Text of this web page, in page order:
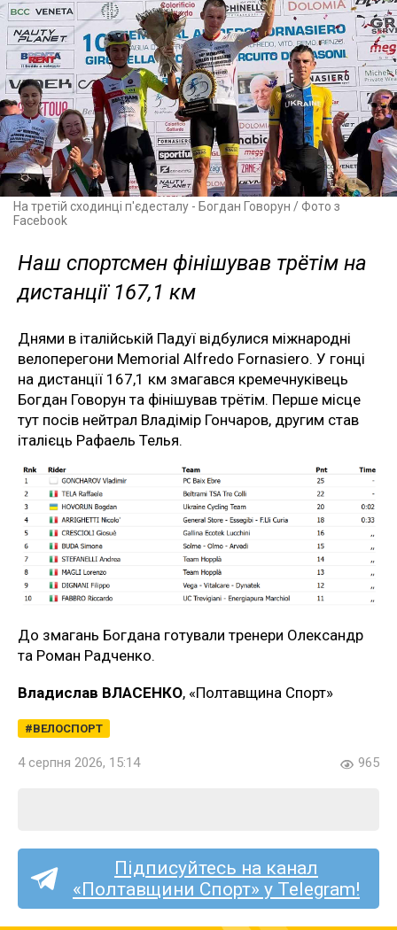
На третій сходинці п'єдесталу - Богдан Говорун / Фото з
Facebook
Наш спортсмен фінішував трётім на
дистанції 167,1 км
Днями в італійській Падуї відбулися міжнародні
велоперегони Memorial Alfredo Fornasiero. У гонці
на дистанції 167,1 км змагався кремечнуківець
Богдан Говорун та фінішував трётім. Перше місце
тут посів нейтрал Владімір Гончаров, другим став
італієць Рафаель Телья.
До змагань Богдана готували тренери Олександр
та Роман Радченко.
Владислав ВЛАСЕНКО, «Полтавщина Спорт»
ВЕЛОСПОРТ
4 серпня 2026, 15:14 965
Підписуйтесь на канал
«Полтавщини Спорт» у Telegram!